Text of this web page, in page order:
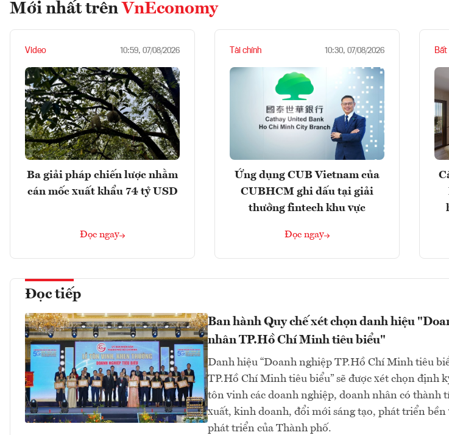
Mới nhất trên VnEconomy
Video 10:59, 07/08/2026
Ba giải pháp chiến lược nhằm
cán mốc xuất khẩu 74 tỷ USD
Đọc ngay
Tài chính 10:30, 07/08/2026
Ứng dụng CUB Vietnam của
CUBHCM ghi dấu tại giải
thưởng fintech khu vực
Đọc ngay
Bất
Đọc tiếp
Ban hành Quy chế xét chọn danh hiệu
nhân TP.Hồ Chí Minh tiêu biểu"
Danh hiệu “Doanh nghiệp TP.Hồ Chí Minh tiêu
TP.Hồ Chí Minh tiêu biểu” sẽ được xét chọn định
tôn vinh các doanh nghiệp, doanh nhân có thành
xuất, kinh doanh, đổi mới sáng tạo, phát triển bền
phát triển của Thành phố.